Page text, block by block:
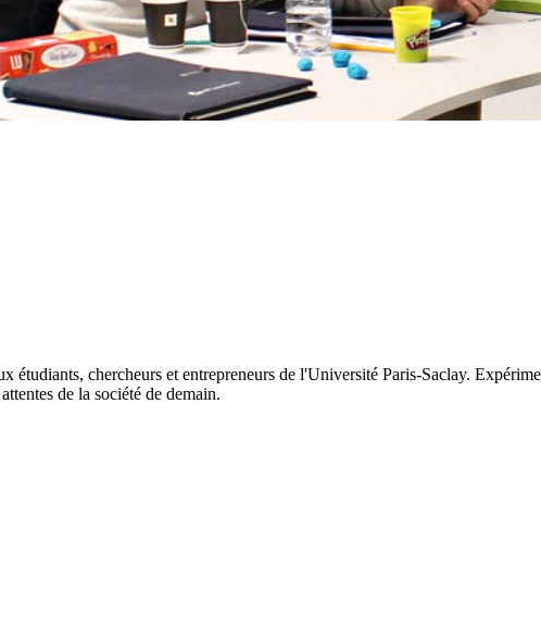
étudiants, chercheurs et entrepreneurs de l'Université Paris-Saclay.
de la société de demain.